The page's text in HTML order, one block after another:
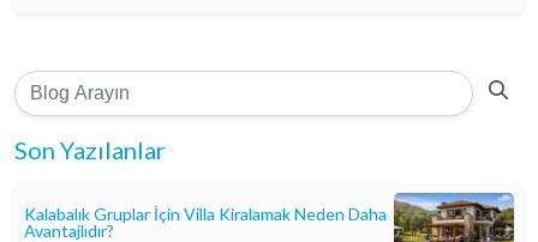
Son Yazılanlar
Kalabalık Gruplar İçin Villa Kiralamak Neden Daha
Avantajlıdır?